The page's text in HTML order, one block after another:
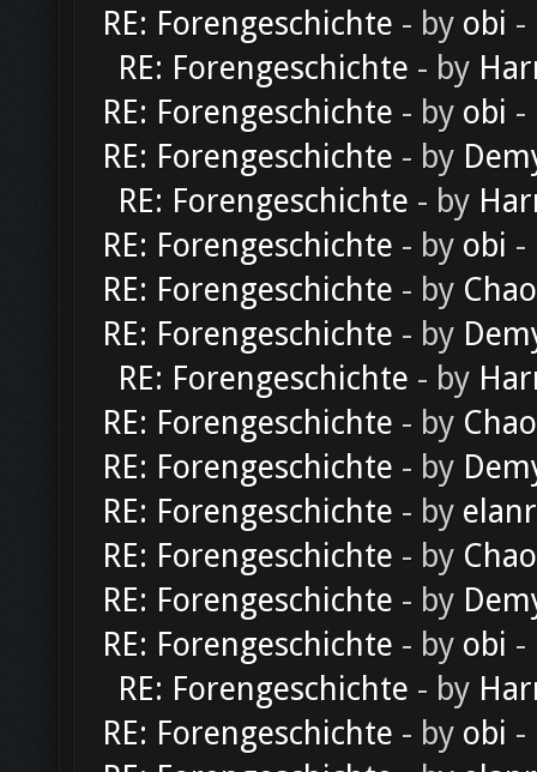
RE: Forengeschichte - by obi -
RE: Forengeschichte - by
RE: Forengeschichte - by obi -
RE: Forengeschichte - by
RE: Forengeschichte - by
RE: Forengeschichte - by obi -
RE: Forengeschichte - by
RE: Forengeschichte - by
RE: Forengeschichte - by
RE: Forengeschichte - by
RE: Forengeschichte - by
RE: Forengeschichte - by
RE: Forengeschichte - by
RE: Forengeschichte - by
RE: Forengeschichte - by obi -
RE: Forengeschichte - by
RE: Forengeschichte - by obi -